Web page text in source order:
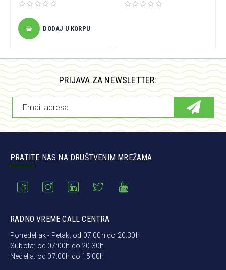
DODAJ U KORPU
PRIJAVA ZA NEWSLETTER:
PRATITE NAS NA DRUŠTVENIM MREŽAMA
RADNO VREME CALL CENTRA
Ponedeljak - Petak: od 07:00h do 20:30h
Subota: od 07:00h do 20:30h
Nedelja: od 07:00h do 15:00h